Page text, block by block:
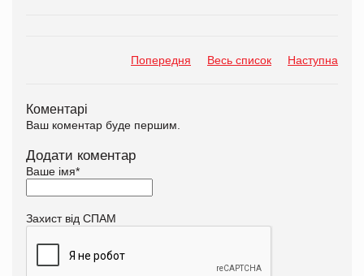
Попередня Весь список Наступна
Коментарі
Ваш коментар буде першим.
Додати коментар
Ваше імя*
Захист від СПАМ